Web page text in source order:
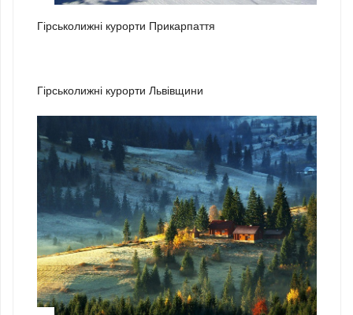
Гірськолижні курорти Прикарпаття
Гірськолижні курорти Львівщини